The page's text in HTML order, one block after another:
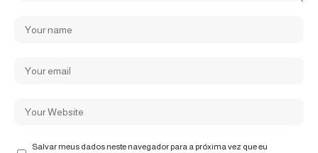
Salvar meus dados neste navegador para a próxima vez que eu